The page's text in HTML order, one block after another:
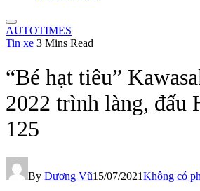
AUTOTIMES
Tin xe 3 Mins Read
“Bé hạt tiêu”
2022 trình làng, đấu
125
By Dương Vũ15/07/2021Không có